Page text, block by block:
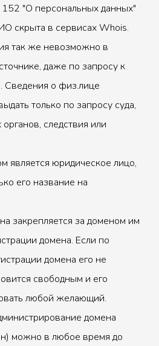
"О персональных данных"
скрыта в сервисах Whois.
так же невозможно в
даже по запросу к
Сведения о физ.лице
только по запросу суда,
следствия или
является юридическое лицо,
его название на
закрепляется за доменом им
домена. Если по
домена его не
свободным и его
любой желающий.
домена
можно в любое время до